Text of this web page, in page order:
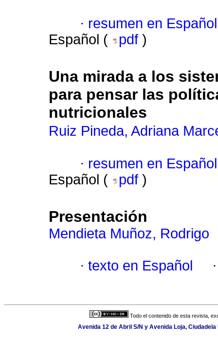
· resumen en Español
Español (
pdf )
Una mirada a los
para pensar las
nutricionales
Ruiz Pineda, Adriana
· resumen en Español
Español (
pdf )
Presentación
Mendieta Muñoz, Rodrigo
· texto en Español
Todo el contenido de esta revista,
Avenida 12 de Abril S/N y Avenida Loja,